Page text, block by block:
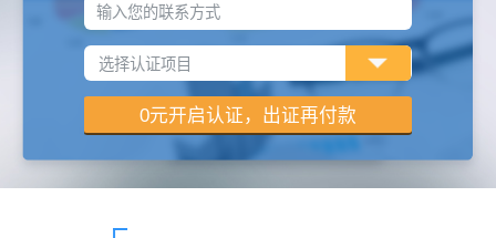
输入您的联系方式